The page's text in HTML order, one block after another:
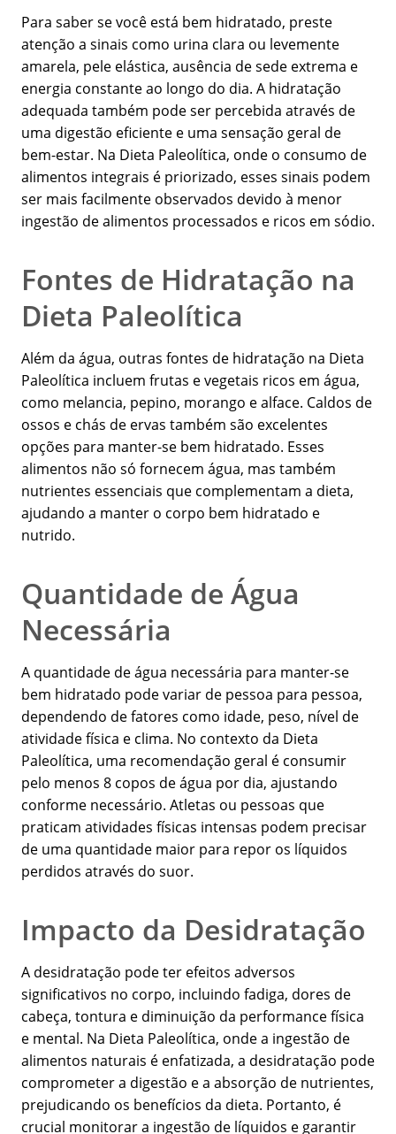
Para saber se você está bem hidratado, preste
atenção a sinais como urina clara ou levemente
amarela, pele elástica, ausência de sede extrema e
energia constante ao longo do dia. A hidratação
adequada também pode ser percebida através de
uma digestão eficiente e uma sensação geral de
bem-estar. Na Dieta Paleolítica, onde o consumo de
alimentos integrais é priorizado, esses sinais podem
ser mais facilmente observados devido à menor
ingestão de alimentos processados e ricos em sódio.
Fontes de Hidratação na
Dieta Paleolítica
Além da água, outras fontes de hidratação na Dieta
Paleolítica incluem frutas e vegetais ricos em água,
como melancia, pepino, morango e alface. Caldos de
ossos e chás de ervas também são excelentes
opções para manter-se bem hidratado. Esses
alimentos não só fornecem água, mas também
nutrientes essenciais que complementam a dieta,
ajudando a manter o corpo bem hidratado e
nutrido.
Quantidade de Água
Necessária
A quantidade de água necessária para manter-se
bem hidratado pode variar de pessoa para pessoa,
dependendo de fatores como idade, peso, nível de
atividade física e clima. No contexto da Dieta
Paleolítica, uma recomendação geral é consumir
pelo menos 8 copos de água por dia, ajustando
conforme necessário. Atletas ou pessoas que
praticam atividades físicas intensas podem precisar
de uma quantidade maior para repor os líquidos
perdidos através do suor.
Impacto da Desidratação
A desidratação pode ter efeitos adversos
significativos no corpo, incluindo fadiga, dores de
cabeça, tontura e diminuição da performance física
e mental. Na Dieta Paleolítica, onde a ingestão de
alimentos naturais é enfatizada, a desidratação pode
comprometer a digestão e a absorção de nutrientes,
prejudicando os benefícios da dieta. Portanto, é
crucial monitorar a ingestão de líquidos e garantir